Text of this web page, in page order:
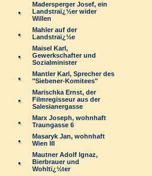
Madersperger Josef, ein
Landstraï¿½er wider
Willen
Mahler auf der
Landstraï¿½e
Maisel Karl,
Gewerkschafter und
Sozialminister
Mantler Karl, Sprecher des
"Siebener-Komitees"
Marischka Ernst, der
Filmregisseur aus der
Salesianergasse
Marx Joseph, wohnhaft
Traungasse 6
Masaryk Jan, wohnhaft
Wien III
Mautner Adolf Ignaz,
Bierbrauer und
Wohltï¿½ter